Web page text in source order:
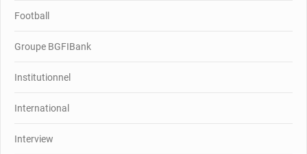
Football
Groupe BGFIBank
Institutionnel
International
Interview